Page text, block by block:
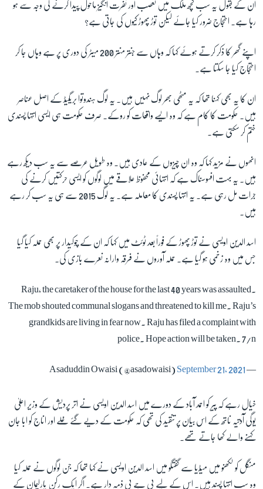
ان کے بقول یہ سب کچھ ملک میں تعصب اور نفرت انگیز ماحول پیدا کرنے کی وجہ سے ہو
رہا ہے۔ احتجاج ضرور کیا جائے لیکن توڑ پھوڑ کیوں کی جاتی ہے؟
اپنے گھر کا ذکر کرتے ہوئے کہا کہ وہاں سے جنتر منتر 200 میٹر کی دوری پر ہے وہاں جا کر
احتجاج کیا جا سکتا ہے۔
ان کا یہ بھی کہنا تھا کہ یہ مٹھی بھر لوگ نہیں ہیں۔ یہ لوگ ہندوتوا بریگیڈ کے اصل عناصر
ہیں۔ حکومت کا کام ہے کہ وہ ایسے واقعات کو روکے۔ صرف حکومت ہی ایسی انتہا پسندی
ختم کر سکتی ہے۔
انھوں نے مزید کہا کہ وہ ان چیزوں کے عادی ہیں۔ وہ طویل عرصے سے یہ سب دیکھ رہے
ہیں۔ یہ بہت افسوسناک ہے کہ انتہائی محفوظ علاقے میں لوگوں کو ایسی حرکتیں کرنے کی
جرات مل رہی ہے۔ یہ انتہا پسندی کا معاملہ ہے۔ یہ لوگ 2015 سے ہی یہ سب کر رہے
ہیں۔
اسد الدین اویسی نے توڑ پھوڑ کے فوراً بعد ٹوئٹ میں کہا کہ ان کے چوکیدار پر بھی حملہ کیا گیا
جس میں وہ زخمی ہو گیا ہے۔ حملہ آوروں نے فرقہ وارانہ نعرے بازی کی۔
Raju, the caretaker of the house for the last 40 years was assaulted.
The mob shouted communal slogans and threatened to kill me. Raju’s
grandkids are living in fear now. Raju has filed a complaint with
police. Hope action will be taken. 7/n
— Asaduddin Owaisi (@asadowaisi)
September 21, 2021
خیال رہے کہ پیر کو احمد آباد کے دورے میں اسد الدین اویسی نے اتر پردیش کے وزیر اعلیٰ
یوگی آدتیہ ناتھ کے اس بیان پر تنقید کی تھی کہ حکومت کے دیے گئے غلے اور اناج کو ابا جان
کہنے والے کھا جاتے تھے۔
منگل کو لکھنو میں میڈیا سے گفتگو میں اسد الدین اویسی نے کہا تھا کہ جن لوگوں نے حملہ کیا
وہ سب انتہا پسند ہیں۔ اس کے لیے بی جے پی ذمہ دار ہے۔ اگر ایک رکن پارلیمان کے